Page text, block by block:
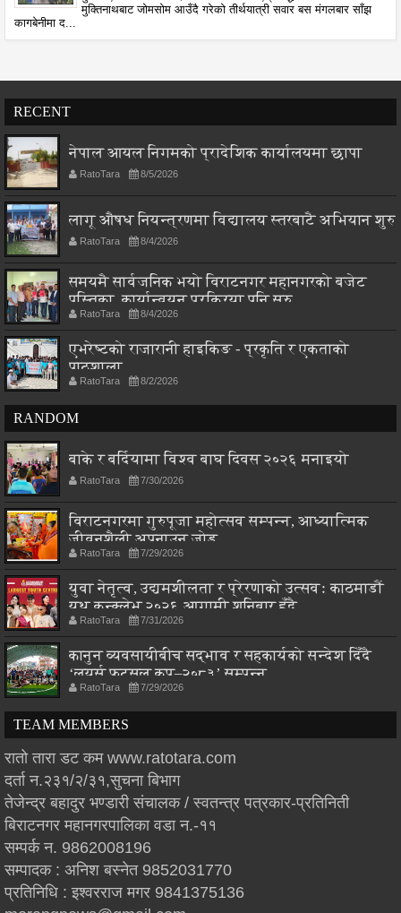
मुक्तिनाथबाट जोमसोम आउँदै गरेको तीर्थयात्री सवार बस मंगलबार साँझ
कागबेनीमा द...
RECENT
नेपाल आयल निगमको प्रादेशिक कार्यालयमा छापा
RatoTara 8/5/2026
लागू औषध नियन्त्रणमा विद्यालय स्तरबाटै अभियान शुरु
RatoTara 8/4/2026
समयमै सार्वजनिक भयो विराटनगर महानगरको बजेट
पुस्तिका, कार्यान्वयन प्रक्रिया पनि सुरु
RatoTara 8/4/2026
एभरेष्टको राजारानी हाइकिङ - प्रकृति र एकताको
पाठशाला
RatoTara 8/2/2026
RANDOM
बाके र बर्दियामा विश्व बाघ दिवस २०२६ मनाइयो
RatoTara 7/30/2026
विराटनगरमा गुरुपूजा महोत्सव सम्पन्न, आध्यात्मिक
जीवनशैली अपनाउन जोड
RatoTara 7/29/2026
युवा नेतृत्व, उद्यमशीलता र प्रेरणाको उत्सवः काठमाडौं
युथ कन्क्लेभ २०२६ आगामी शनिबार हुँदै
RatoTara 7/31/2026
कानुन व्यवसायीबीच सद्भाव र सहकार्यको सन्देश दिँदै
‘लयर्स फुटसल कप–२०८३’ सम्पन्न
RatoTara 7/29/2026
TEAM MEMBERS
रातो तारा डट कम www.ratotara.com
दर्ता न.२३१/२/३१,सुचना बिभाग
तेजेन्द्र बहादुर भण्डारी संचालक / स्वतन्त्र पत्रकार-प्रतिनिती
बिराटनगर महानगरपालिका वडा न.-११
सम्पर्क न. 9862008196
सम्पादक : अनिश बस्नेत 9852031770
प्रतिनिधि : इश्वरराज मगर 9841375136